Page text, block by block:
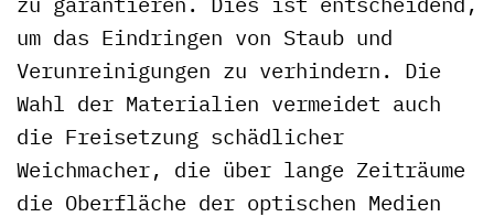
um das Eindringen von Staub und
Verunreinigungen zu verhindern. Die
Wahl der Materialien vermeidet auch
die Freisetzung schädlicher
Weichmacher, die über lange Zeiträume
die Oberfläche der optischen Medien